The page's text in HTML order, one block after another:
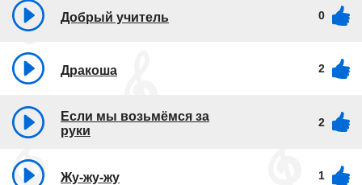
Добрый учитель 0
Дракоша 2
Если мы возьмёмся за
руки
2
Жу-жу-жу 1